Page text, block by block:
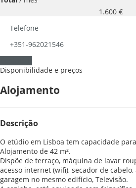
1.600 €
Telefone
+351-962021546
Disponibilidade e preços
Alojamento
Descrição
O etúdio em Lisboa tem capacidade
Alojamento de 42 m².
Dispõe de terraço, máquina de lavar
acesso internet (wifi), secador de
garagem no mesmo edifício, Televisão.